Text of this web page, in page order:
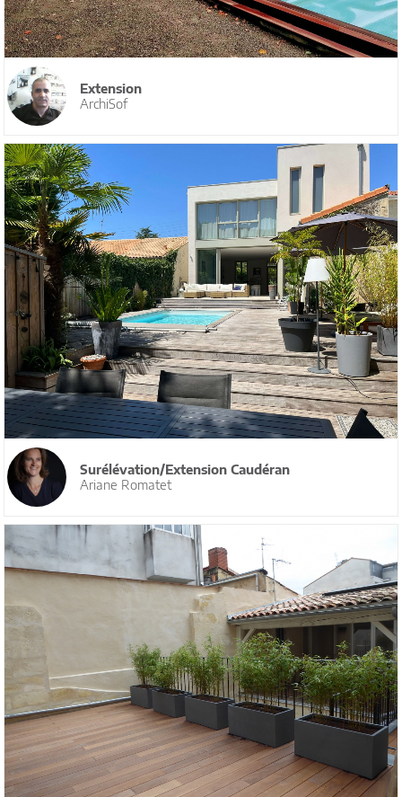
Extension
ArchiSof
Surélévation/Extension Caudéran
Ariane Romatet